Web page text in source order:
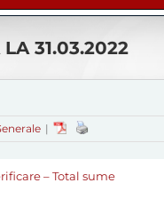
31.03.2022
|
– Total sume